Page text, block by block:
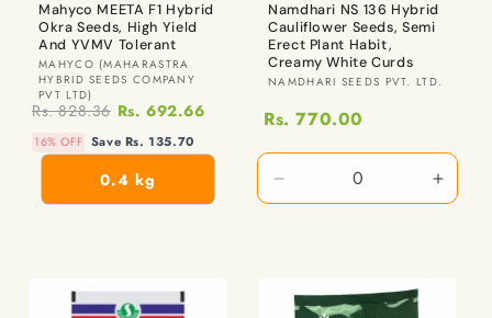
Mahyco MEETA F1 Hybrid
Okra Seeds, High Yield
And YVMV Tolerant
విక్రేత:
MAHYCO (MAHARASTRA
HYBRID SEEDS COMPANY
PVT LTD)
0.4 kg
Rs. 828.36 Rs. 692.66
16% OFF Save Rs. 135.70
Namdhari NS 136 Hybrid
Cauliflower Seeds, Semi
Erect Plant Habit,
Creamy White Curds
విక్రేత:
NAMDHARI SEEDS PVT. LTD.
Gm
కోసం
10
Gm
Rs. 770.00